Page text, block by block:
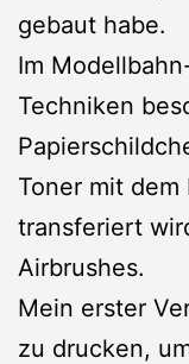
gebaut habe.
Im
Techniken
Toner mit
transferiert
Airbrushes.
Mein erster
zu drucken,